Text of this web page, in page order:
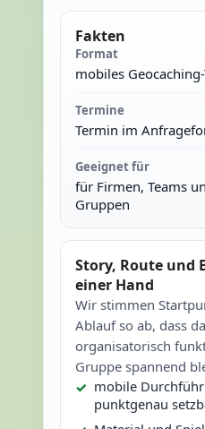
Fakten
Format
mobiles
Termine
Termin im
Geeignet für
für Firmen, Teams
Gruppen
Story, Route und
einer Hand
Wir stimmen
Ablauf so ab, dass
organisatorisch
Gruppe spannend
mobile
punktgenau